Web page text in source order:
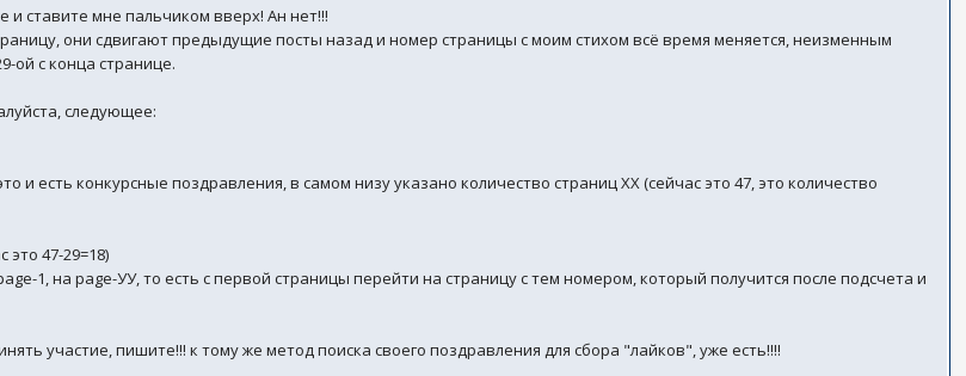
и ставите мне пальчиком вверх! Ан нет!!!
они сдвигают предыдущие посты назад и номер страницы с моим стихом всё время меняется, неизменным
ой с конца странице.
следующее:
и есть конкурсные поздравления, в самом низу указано количество страниц ХХ (сейчас это 47, это количество
47-29=18)
1, на page-УУ, то есть с первой страницы перейти на страницу с тем номером, который получится после подсчета и
участие, пишите!!! к тому же метод поиска своего поздравления для сбора "лайков", уже есть!!!!